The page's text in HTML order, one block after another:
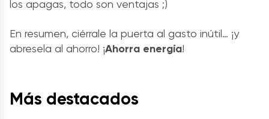
los apagas, todo son ventajas ;)
En resumen, ciérrale la puerta al gasto inútil… ¡y
abresela al ahorro! ¡Ahorra energía!
Más destacados